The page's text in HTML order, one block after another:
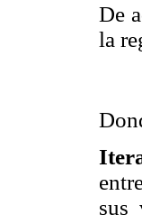
De
la
sus